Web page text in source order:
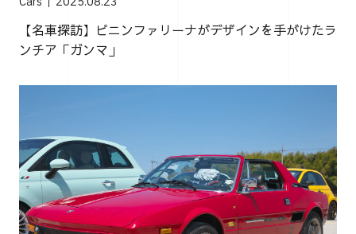
【名車探訪】ピニンファリーナがデザインを手がけたラ
ンチア「ガンマ」